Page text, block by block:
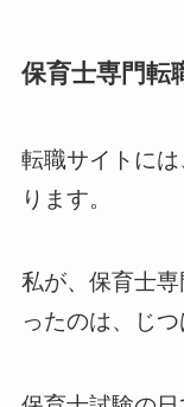
保育士専門転
転職サイトに
ります。
私が、保育士
ったのは、じつ